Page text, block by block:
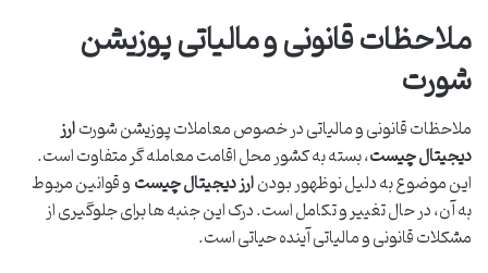
ملاحظات قانونی و مالیاتی پوزیشن
شورت
ملاحظات قانونی و مالیاتی در خصوص معاملات پوزیشن شورتارز
دیجیتال چیست، بسته به کشور محل اقامت معامله گر متفاوت است.
این موضوع به دلیل نوظهور بودنارز دیجیتال چیستو قوانین مربوط
به آن، در حال تغییر و تکامل است. درک این جنبه ها برای جلوگیری از
مشکلات قانونی و مالیاتی آینده حیاتی است.